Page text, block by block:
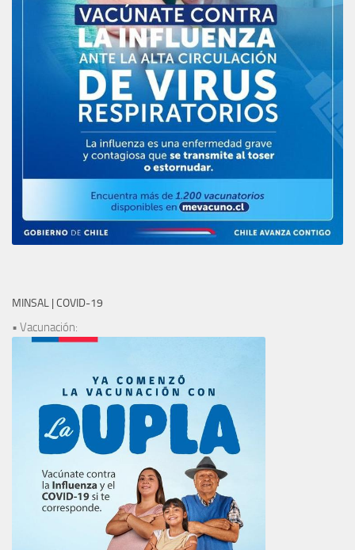
MINSAL | COVID-19
• Vacunación: